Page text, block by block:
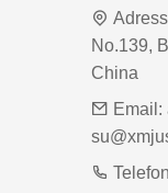
No.139,
China
Email: